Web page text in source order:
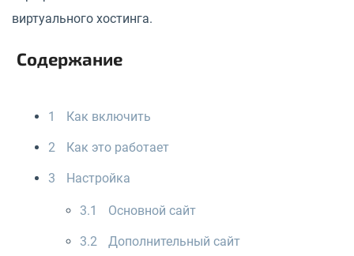
виртуального хостинга.
Содержание
1 Как включить
2 Как это работает
3 Настройка
3.1 Основной сайт
3.2 Дополнительный сайт